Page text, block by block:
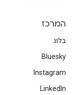
המרכז
בלוג
Bluesky
Instagram
LinkedIn